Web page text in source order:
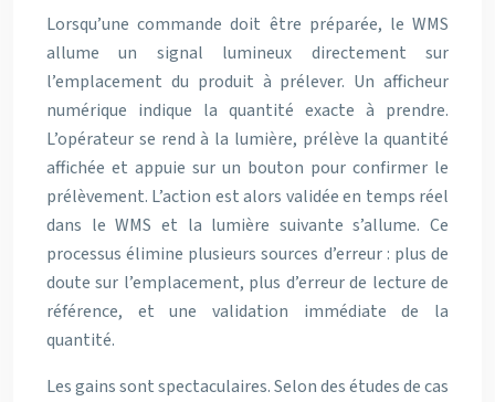
Lorsqu’une commande doit être préparée, le WMS
allume un signal lumineux directement sur
l’emplacement du produit à prélever. Un afficheur
numérique indique la quantité exacte à prendre.
L’opérateur se rend à la lumière, prélève la quantité
affichée et appuie sur un bouton pour confirmer le
prélèvement. L’action est alors validée en temps réel
dans le WMS et la lumière suivante s’allume. Ce
processus élimine plusieurs sources d’erreur : plus de
doute sur l’emplacement, plus d’erreur de lecture de
référence, et une validation immédiate de la
quantité.
Les gains sont spectaculaires. Selon des études de cas